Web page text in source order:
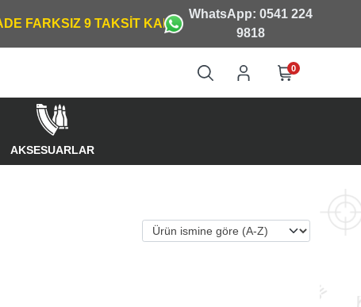
WhatsApp: 0541 224
9818
0
AKSESUARLAR